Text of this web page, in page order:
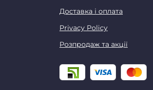
Доставка і оплата
Privacy Policy
Розпродаж та акції